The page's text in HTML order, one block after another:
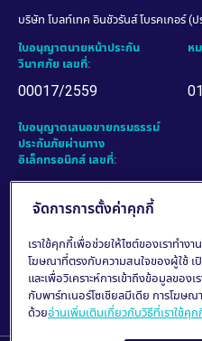
จัดการการตั้งค่าคุกกี้
เราใช้คุกกี้เพื่อช่วยให้ไซต์ของเราทำ
โฆษณาที่ตรงกับความสนใจของผู้ใช้ เ
และเพื่อวิเคราะห์การเข้าถึงข้อมูลของ
กับพาร์ทเนอร์โซเชียลมีเดีย การโฆษณ
ด้วยอ่านเพิ่มเติมเกี่ยวกับวิธีที่เราใช้คุก